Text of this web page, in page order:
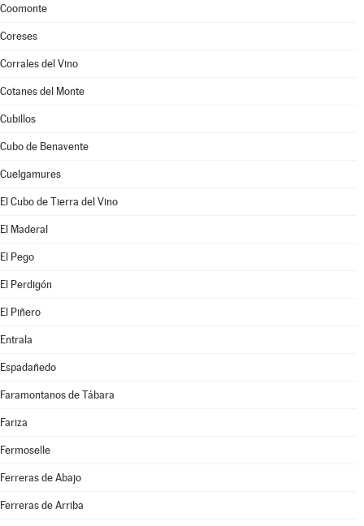
Coomonte
Coreses
Corrales del Vino
Cotanes del Monte
Cubillos
Cubo de Benavente
Cuelgamures
El Cubo de Tierra del Vino
El Maderal
El Pego
El Perdigón
El Piñero
Entrala
Espadañedo
Faramontanos de Tábara
Fariza
Fermoselle
Ferreras de Abajo
Ferreras de Arriba